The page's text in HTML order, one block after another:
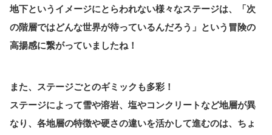
地下というイメージにとらわれない様々なステージは、「次
の階層ではどんな世界が待っているんだろう」という冒険の
高揚感に繋がっていましたね！
また、ステージごとのギミックも多彩！
ステージによって雪や溶岩、塩やコンクリートなど地層が異
なり、各地層の特徴や硬さの違いを活かして進むのは、ちょ